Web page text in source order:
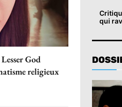
God
religieux
qui